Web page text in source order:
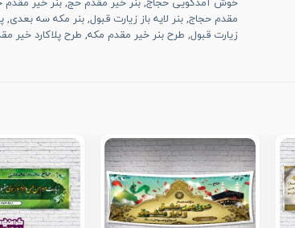
خوش آمدگویی حجاج,بنر خیر مقدم حج,بنر خیر مقدم
مقدم حجاج,بنر لایه باز زیارت قبول,بنر مکه سه بعدی,
زیارت قبول, طرح بنر خیر مقدم مکه, طرح پلاکارد خیر